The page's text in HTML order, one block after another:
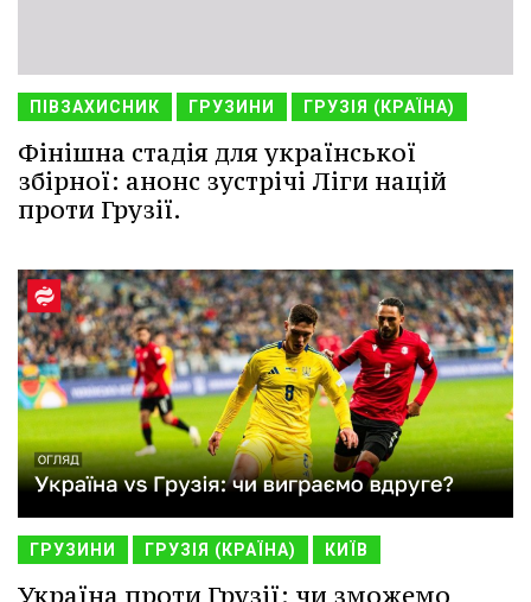
ПІВЗАХИСНИК ГРУЗИНИ ГРУЗІЯ (КРАЇНА)
Фінішна стадія для української
збірної: анонс зустрічі Ліги націй
проти Грузії.
ГРУЗИНИ ГРУЗІЯ (КРАЇНА) КИЇВ
Україна проти Грузії: чи зможемо